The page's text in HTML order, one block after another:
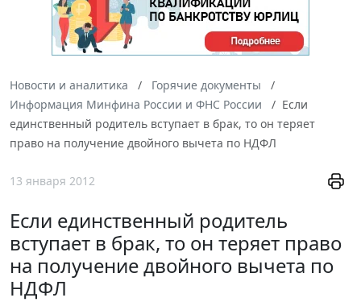
Новости и аналитика
Горячие документы
Информация Минфина России и ФНС России
Если
единственный родитель вступает в брак, то он теряет
право на получение двойного вычета по НДФЛ
13 января 2012
Если единственный родитель
вступает в брак, то он теряет право
на получение двойного вычета по
НДФЛ